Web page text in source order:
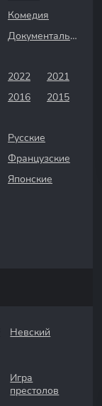
Комедия
Документальный
2022
2021
2016 2015
Русские
Французские
Японские
Невский
Игра
престолов